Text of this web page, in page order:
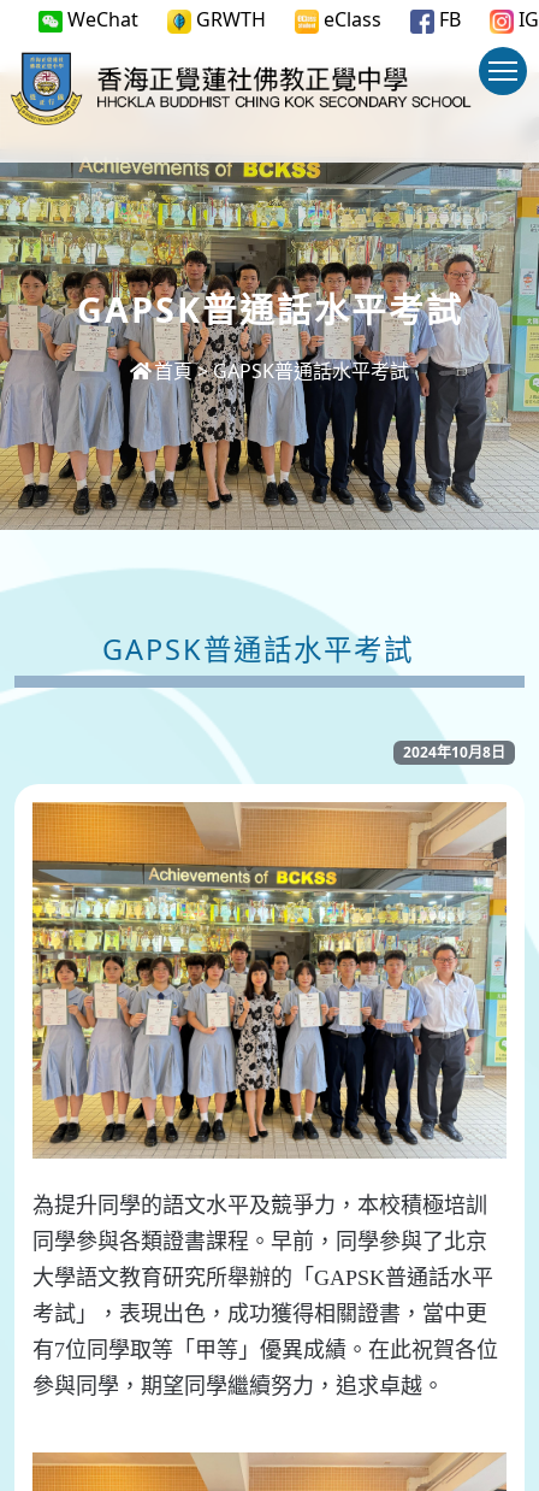
WeChat GRWTH eClass FB IG
GAPSK普通話水平考試
首頁>GAPSK普通話水平考試
GAPSK普通話水平考試
2024年10月8日
為提升同學的語文水平及競爭力，本校積極培訓
同學參與各類證書課程。早前，同學參與了北京
大學語文教育研究所舉辦的「GAPSK普通話水平
考試」，表現出色，成功獲得相關證書，當中更
有7位同學取等「甲等」優異成績。在此祝賀各位
參與同學，期望同學繼續努力，追求卓越。